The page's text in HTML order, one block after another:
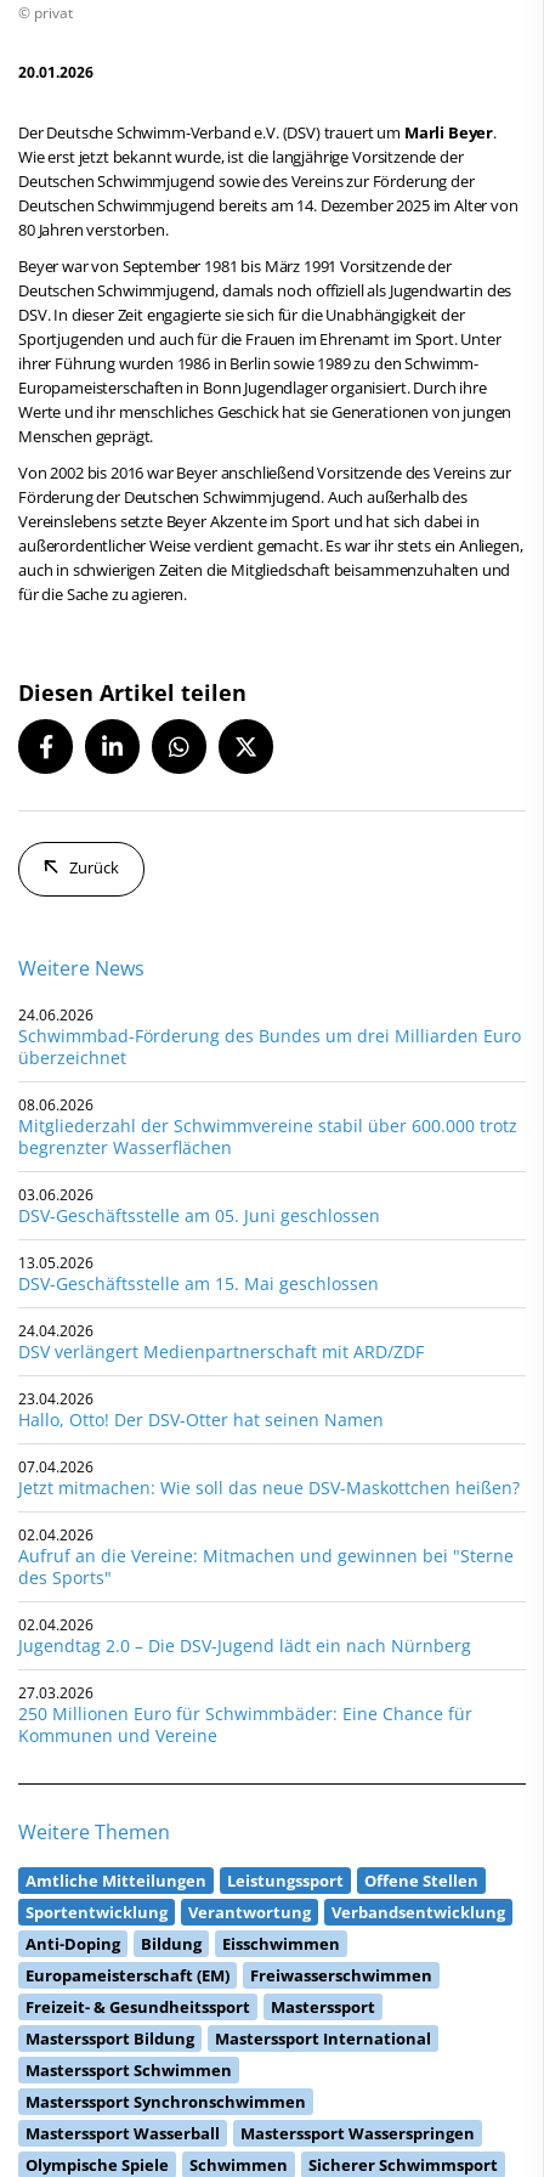
© privat
20.01.2026
Der Deutsche Schwimm-Verband e.V. (DSV) trauert um Marli Beyer.
Wie erst jetzt bekannt wurde, ist die langjährige Vorsitzende der
Deutschen Schwimmjugend sowie des Vereins zur Förderung der
Deutschen Schwimmjugend bereits am 14. Dezember 2025 im Alter von
80 Jahren verstorben.
Beyer war von September 1981 bis März 1991 Vorsitzende der
Deutschen Schwimmjugend, damals noch offiziell als Jugendwartin des
DSV. In dieser Zeit engagierte sie sich für die Unabhängigkeit der
Sportjugenden und auch für die Frauen im Ehrenamt im Sport. Unter
ihrer Führung wurden 1986 in Berlin sowie 1989 zu den Schwimm-
Europameisterschaften in Bonn Jugendlager organisiert. Durch ihre
Werte und ihr menschliches Geschick hat sie Generationen von jungen
Menschen geprägt.
Von 2002 bis 2016 war Beyer anschließend Vorsitzende des Vereins zur
Förderung der Deutschen Schwimmjugend. Auch außerhalb des
Vereinslebens setzte Beyer Akzente im Sport und hat sich dabei in
außerordentlicher Weise verdient gemacht. Es war ihr stets ein Anliegen,
auch in schwierigen Zeiten die Mitgliedschaft beisammenzuhalten und
für die Sache zu agieren.
Diesen Artikel teilen
Zurück
Weitere News
24.06.2026
Schwimmbad-Förderung des Bundes um drei Milliarden Euro
überzeichnet
08.06.2026
Mitgliederzahl der Schwimmvereine stabil über 600.000 trotz
begrenzter Wasserflächen
03.06.2026
DSV-Geschäftsstelle am 05. Juni geschlossen
13.05.2026
DSV-Geschäftsstelle am 15. Mai geschlossen
24.04.2026
DSV verlängert Medienpartnerschaft mit ARD/ZDF
23.04.2026
Hallo, Otto! Der DSV-Otter hat seinen Namen
07.04.2026
Jetzt mitmachen: Wie soll das neue DSV-Maskottchen heißen?
02.04.2026
Aufruf an die Vereine: Mitmachen und gewinnen bei "Sterne
des Sports"
02.04.2026
Jugendtag 2.0 – Die DSV-Jugend lädt ein nach Nürnberg
27.03.2026
250 Millionen Euro für Schwimmbäder: Eine Chance für
Kommunen und Vereine
Weitere Themen
Amtliche Mitteilungen Leistungssport
Offene Stellen
Sportentwicklung
Verantwortung
Verbandsentwicklung
Anti-Doping
Bildung
Eisschwimmen
Europameisterschaft (EM)
Freiwasserschwimmen
Freizeit- & Gesundheitssport
Masterssport
Masterssport Bildung
Masterssport International
Masterssport Schwimmen
Masterssport Synchronschwimmen
Masterssport Wasserball
Masterssport Wasserspringen
Olympische Spiele
Schwimmen Sicherer Schwimmsport